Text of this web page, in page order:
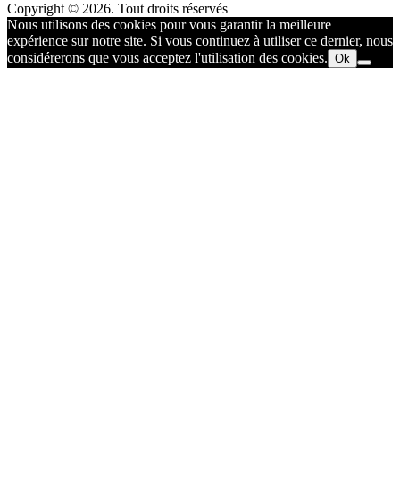
Copyright © 2026. Tout droits réservés
Nous utilisons des cookies pour vous garantir la meilleure
expérience sur notre site. Si vous continuez à utiliser ce dernier, nous
considérerons que vous acceptez l'utilisation des cookies. Ok